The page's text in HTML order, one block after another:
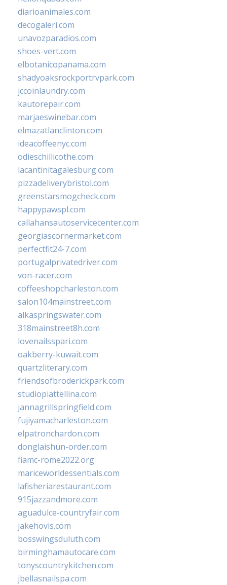
diarioanimales.com
decogaleri.com
unavozparadios.com
shoes-vert.com
elbotanicopanama.com
shadyoaksrockportrvpark.com
jccoinlaundry.com
kautorepair.com
marjaeswinebar.com
elmazatlanclinton.com
ideacoffeenyc.com
odieschillicothe.com
lacantinitagalesburg.com
pizzadeliverybristol.com
greenstarsmogcheck.com
happypawspl.com
callahansautoservicecenter.com
georgiascornermarket.com
perfectfit24-7.com
portugalprivatedriver.com
von-racer.com
coffeeshopcharleston.com
salon104mainstreet.com
alkaspringswater.com
318mainstreet8h.com
lovenailsspari.com
oakberry-kuwait.com
quartzliterary.com
friendsofbroderickpark.com
studiopiattellina.com
jannagrillspringfield.com
fujiyamacharleston.com
elpatronchardon.com
donglaishun-order.com
fiamc-rome2022.org
mariceworldessentials.com
lafisheriarestaurant.com
915jazzandmore.com
aguadulce-countryfair.com
jakehovis.com
bosswingsduluth.com
birminghamautocare.com
tonyscountrykitchen.com
jbellasnailspa.com